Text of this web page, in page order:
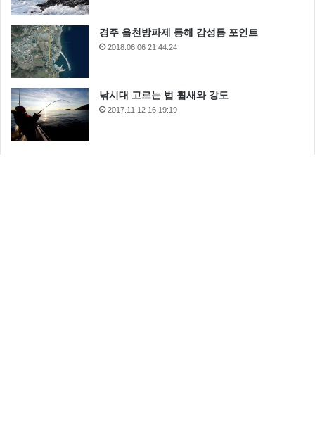
경주 읍천방파제 동해 감성돔 포인트
2018.06.06 21:44:24
낚시대 고르는 법 휨새와 강도
2017.11.12 16:19:19